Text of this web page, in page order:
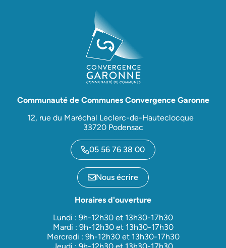
Communauté de Communes Convergence Garonne
12, rue du Maréchal Leclerc-de-Hauteclocque
33720 Podensac
05 56 76 38 00
Nous écrire
Horaires d'ouverture
Lundi : 9h-12h30 et 13h30-17h30
Mardi : 9h-12h30 et 13h30-17h30
Mercredi : 9h-12h30 et 13h30-17h30